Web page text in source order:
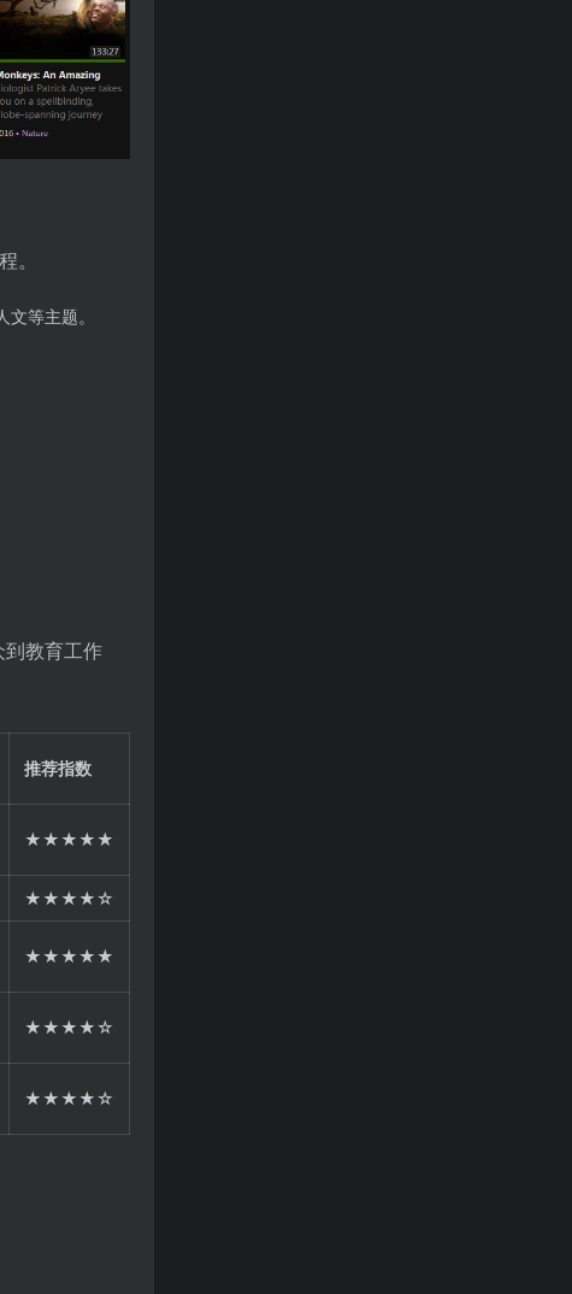
。
等主题。
教育工作
推荐指数
★★★★★
★★★★☆
★★★★★
★★★★☆
★★★★☆